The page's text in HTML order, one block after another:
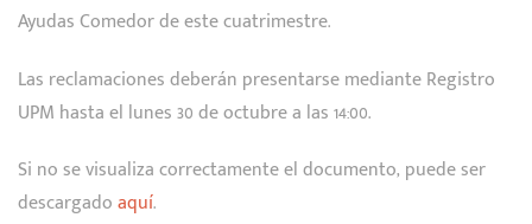
Ayudas Comedor de este cuatrimestre.
Las reclamaciones deberán presentarse mediante Registro
UPM hasta el lunes 30 de octubre a las 14:00.
Si no se visualiza correctamente el documento, puede ser
descargadoaquí.